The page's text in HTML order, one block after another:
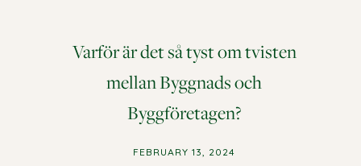
Varför är det så tyst om tvisten
mellan Byggnads och
Byggföretagen?
FEBRUARY 13, 2024